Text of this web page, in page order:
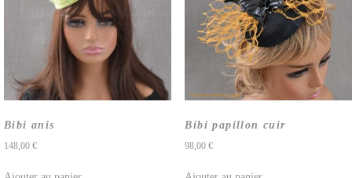
Bibi anis
148,00 €
Bibi papillon cuir
98,00€